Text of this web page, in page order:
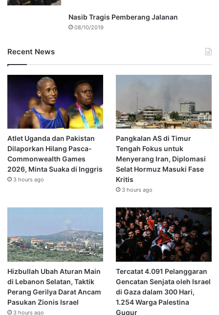
Nasib Tragis Pemberang Jalanan
08/10/2019
Recent News
Atlet Uganda dan Pakistan
Dilaporkan Hilang Pasca-
Commonwealth Games
2026, Minta Suaka di Inggris
3 hours ago
Pangkalan AS di Timur
Tengah Fokus untuk
Menyerang Iran, Diplomasi
Selat Hormuz Masuki Fase
Kritis
3 hours ago
Hizbullah Ubah Aturan Main
di Lebanon Selatan, Taktik
Perang Gerilya Darat Ancam
Pasukan Zionis Israel
3 hours ago
Tercatat 4.091 Pelanggaran
Gencatan Senjata oleh Israel
di Gaza dalam 300 Hari,
1.254 Warga Palestina
Gugur